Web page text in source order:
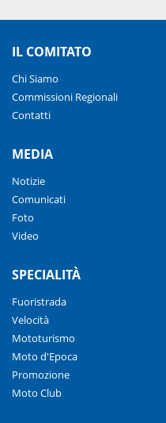
IL COMITATO
Chi Siamo
Commissioni Regionali
Contatti
MEDIA
Notizie
Comunicati
Foto
Video
SPECIALITÀ
Fuoristrada
Velocità
Mototurismo
Moto d'Epoca
Promozione
Moto Club